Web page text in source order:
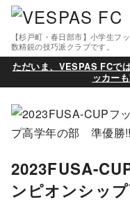
【杉戸町・春日部市】小学生フ
数精鋭の技巧派クラブです。
ただいま、VESPAS FCで
ッカー
2023FUSA-
ンピオンシッ